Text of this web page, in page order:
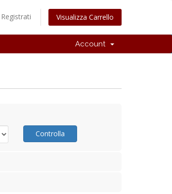
Registrati Visualizza Carrello
Account
Controlla